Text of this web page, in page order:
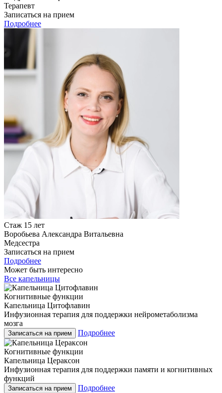
Терапевт
Записаться на прием
Подробнее
Стаж 15 лет
Воробьева Александра Витальевна
Медсестра
Записаться на прием
Подробнее
Может быть интересно
Все капельницы
Когнитивные функции
Капельница Цитофлавин
Инфузионная терапия для поддержки нейрометаболизма
мозга
Записаться на прием Подробнее
Когнитивные функции
Капельница Цераксон
Инфузионная терапия для поддержки памяти и когнитивных
функций
Записаться на прием Подробнее